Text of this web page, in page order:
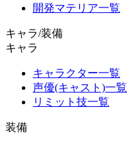
開発マテリア一覧
キャラ/装備
キャラ
キャラクター一覧
声優(キャスト)一覧
リミット技一覧
装備